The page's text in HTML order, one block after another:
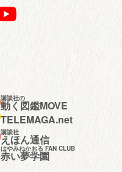
講談社の
動く図鑑MOVE
TELEMAGA.net
講談社
えほん通信
はやみねかおる FAN CLUB
赤い夢学園